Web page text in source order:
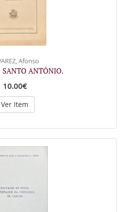
Afonso
SANTO ANTÓNIO.
10.00€
Ver Item